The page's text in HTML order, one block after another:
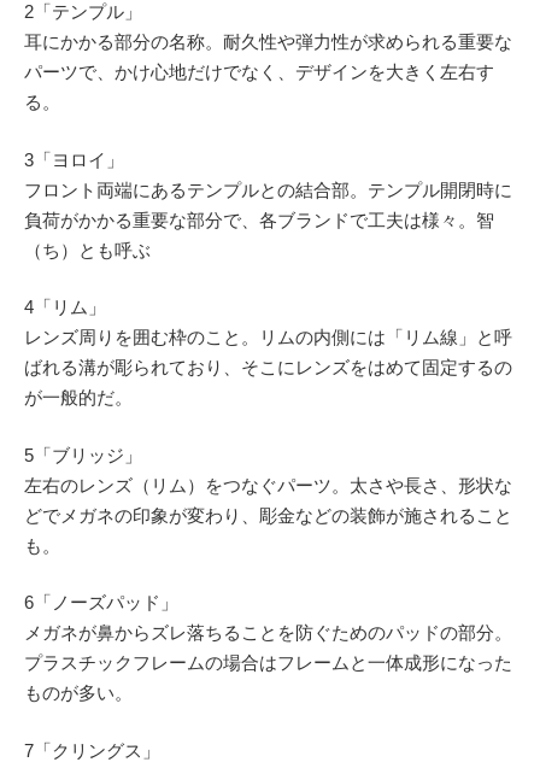
2「テンプル」
耳にかかる部分の名称。耐久性や弾力性が求められる重要な
パーツで、かけ心地だけでなく、デザインを大きく左右す
る。
3「ヨロイ」
フロント両端にあるテンプルとの結合部。テンプル開閉時に
負荷がかかる重要な部分で、各ブランドで工夫は様々。智
（ち）とも呼ぶ
4「リム」
レンズ周りを囲む枠のこと。リムの内側には「リム線」と呼
ばれる溝が彫られており、そこにレンズをはめて固定するの
が一般的だ。
5「ブリッジ」
左右のレンズ（リム）をつなぐパーツ。太さや長さ、形状な
どでメガネの印象が変わり、彫金などの装飾が施されること
も。
6「ノーズパッド」
メガネが鼻からズレ落ちることを防ぐためのパッドの部分。
プラスチックフレームの場合はフレームと一体成形になった
ものが多い。
7「クリングス」